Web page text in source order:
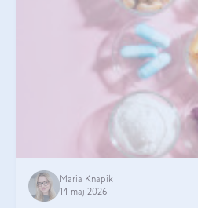
Maria Knapik
14 maj 2026